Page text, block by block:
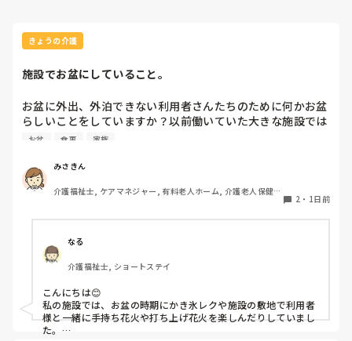
きょうの介護
施設でお盆にしていること。
お盆に外出、外泊できない利用者さんたちのために何かお盆
らしいことをしていますか？以前働いていた大きな施設では
実際に住職さんを呼びご焼香できるようにそれ用のスペース
族が面会に来る…などでした。お盆まであと少しです。何か
していることがあればぜひシェアよろしくお願いします。
お盆 食事 家族
みさきん
介護福祉士, ケアマネジャー, 有料老人ホーム, 介護老人保健施
2 ・ 1日前
なる
介護福祉士, ショートステイ
こんにちは😊
私の施設では、お盆の時期にかき氷レクや施設の敷地で利用者
様と一緒に手持ち花火や打ち上げ花火を楽しんだりしていまし
た。